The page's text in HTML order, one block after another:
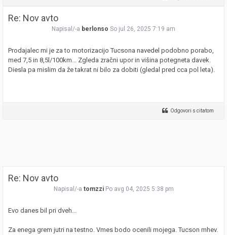
Re: Nov avto
Napisal/-a berlonso So jul 26, 2025 7:19 am
Prodajalec mi je za to motorizacijo Tucsona navedel podobno porabo,
med 7,5 in 8,5l/100km... Zgleda zračni upor in višina potegneta davek.
Diesla pa mislim da že takrat ni bilo za dobiti (gledal pred cca pol leta).
Odgovori s citatom
Re: Nov avto
Napisal/-a tomzzi Po avg 04, 2025 5:38 pm
Evo danes bil pri dveh...
Za enega grem jutri na testno. Vmes bodo ocenili mojega. Tucson mhev.